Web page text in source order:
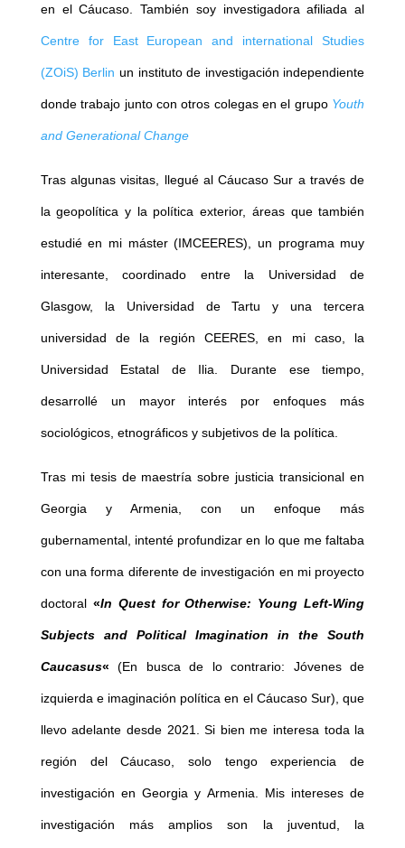
en el Cáucaso. También soy investigadora afiliada al
Centre for East European and international Studies
(ZOiS) Berlin un instituto de investigación independiente
donde trabajo junto con otros colegas en el grupo Youth
and Generational Change
Tras algunas visitas, llegué al Cáucaso Sur a través de
la geopolítica y la política exterior, áreas que también
estudié en mi máster (IMCEERES), un programa muy
interesante, coordinado entre la Universidad de
Glasgow, la Universidad de Tartu y una tercera
universidad de la región CEERES, en mi caso, la
Universidad Estatal de Ilia. Durante ese tiempo,
desarrollé un mayor interés por enfoques más
sociológicos, etnográficos y subjetivos de la política.
Tras mi tesis de maestría sobre justicia transicional en
Georgia y Armenia, con un enfoque más
gubernamental, intenté profundizar en lo que me faltaba
con una forma diferente de investigación en mi proyecto
doctoral «In Quest for Otherwise: Young Left-Wing
Subjects and Political Imagination in the South
Caucasus« (En busca de lo contrario: Jóvenes de
izquierda e imaginación política en el Cáucaso Sur), que
llevo adelante desde 2021. Si bien me interesa toda la
región del Cáucaso, solo tengo experiencia de
investigación en Georgia y Armenia. Mis intereses de
investigación más amplios son la juventud, la